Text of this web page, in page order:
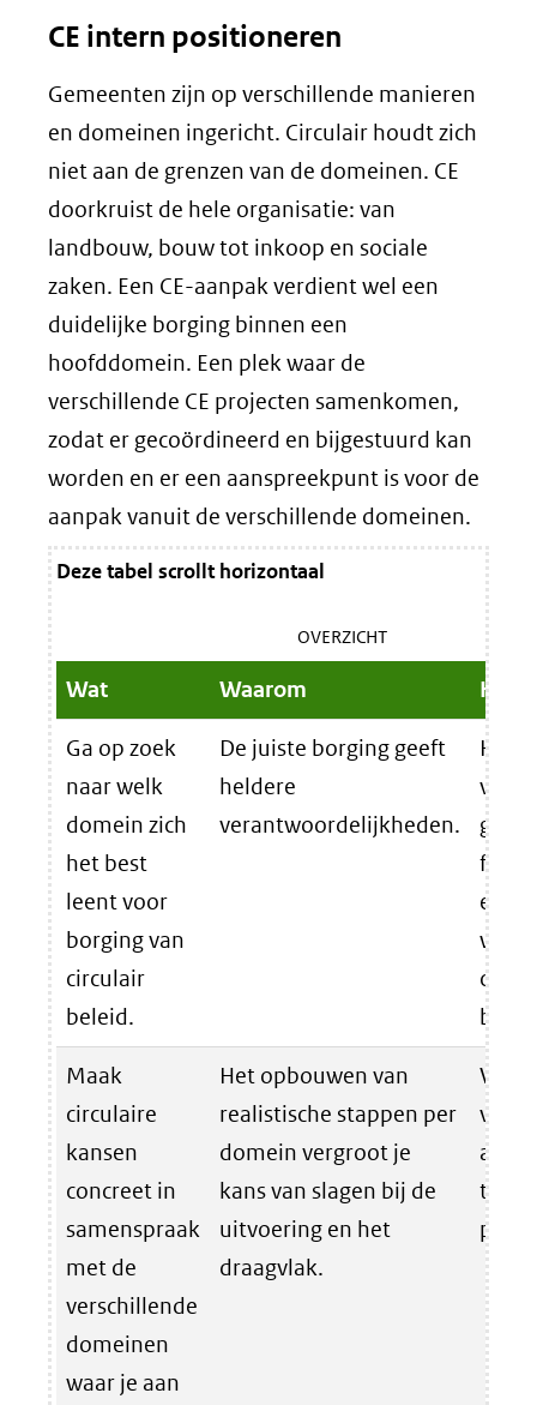
CE intern positioneren
Gemeenten zijn op verschillende manieren
en domeinen ingericht. Circulair houdt zich
niet aan de grenzen van de domeinen. CE
doorkruist de hele organisatie: van
landbouw, bouw tot inkoop en sociale
zaken. Een CE-aanpak verdient wel een
duidelijke borging binnen een
hoofddomein. Een plek waar de
verschillende CE projecten samenkomen,
zodat er gecoördineerd en bijgestuurd kan
worden en er een aanspreekpunt is voor de
aanpak vanuit de verschillende domeinen.
Deze tabel scrollt horizontaal
Wat Waarom Hoe
OVERZICHT
Ga op zoek
naar welk
domein zich
het best
leent voor
borging van
circulair
beleid.
De juiste borging geeft
heldere
verantwoordelijkheden.
Kijk
van
en
waar
Maak
circulaire
kansen
concreet in
samenspraak
met de
verschillende
domeinen
waar je aan
Het opbouwen van
realistische stappen per
domein vergroot je
kans van slagen bij de
uitvoering en het
draagvlak.
tone
per